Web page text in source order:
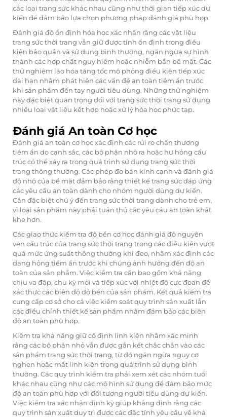
các loại trang sức khác nhau cũng như thời gian tiếp xúc dự
kiến để đảm bảo lựa chọn phương pháp đánh giá phù hợp.
Đánh giá độ ổn định hóa học xác nhận rằng các vật liệu
trang sức thời trang vẫn giữ được tính ổn định trong điều
kiện bảo quản và sử dụng bình thường, ngăn ngừa sự hình
thành các hợp chất nguy hiểm hoặc nhiễm bẩn bề mặt. Các
thử nghiệm lão hóa tăng tốc mô phỏng điều kiện tiếp xúc
dài hạn nhằm phát hiện các vấn đề an toàn tiềm ẩn trước
khi sản phẩm đến tay người tiêu dùng. Những thử nghiệm
này đặc biệt quan trọng đối với trang sức thời trang sử dụng
nhiều loại vật liệu kết hợp hoặc xử lý hóa học phức tạp.
Đánh giá An toàn Cơ học
Đánh giá an toàn cơ học xác định các rủi ro chấn thương
tiềm ẩn do cạnh sắc, các bộ phận nhô ra hoặc hư hỏng cấu
trúc có thể xảy ra trong quá trình sử dụng trang sức thời
trang thông thường. Các phép đo bán kính cạnh và đánh giá
độ nhô của bề mặt đảm bảo rằng thiết kế trang sức đáp ứng
các yêu cầu an toàn dành cho nhóm người dùng dự kiến.
Cần đặc biệt chú ý đến trang sức thời trang dành cho trẻ em,
vì loại sản phẩm này phải tuân thủ các yêu cầu an toàn khắt
khe hơn.
Các giao thức kiểm tra độ bền cơ học đánh giá độ nguyên
vẹn cấu trúc của trang sức thời trang trong các điều kiện vượt
quá mức ứng suất thông thường khi đeo, nhằm xác định các
dạng hỏng tiềm ẩn trước khi chúng ảnh hưởng đến độ an
toàn của sản phẩm. Việc kiểm tra cần bao gồm khả năng
chịu va đập, chu kỳ mỏi và tiếp xúc với nhiệt độ cực đoan để
xác thực các biên độ độ bền của sản phẩm. Kết quả kiểm tra
cung cấp cơ sở cho cả việc kiểm soát quy trình sản xuất lẫn
các điều chỉnh thiết kế sản phẩm nhằm đảm bảo các biên
độ an toàn phù hợp.
Kiểm tra khả năng giữ cố định linh kiện nhằm xác minh
rằng các bộ phận nhỏ vẫn được gắn kết chắc chắn vào các
sản phẩm trang sức thời trang, từ đó ngăn ngừa nguy cơ
nghẹn hoặc mất linh kiện trong quá trình sử dụng bình
thường. Các quy trình kiểm tra phải xem xét các nhóm tuổi
khác nhau cũng như các mô hình sử dụng để đảm bảo mức
độ an toàn phù hợp với đối tượng người tiêu dùng dự kiến.
Việc kiểm tra xác nhận định kỳ giúp khẳng định rằng các
quy trình sản xuất duy trì được các đặc tính yêu cầu về khả